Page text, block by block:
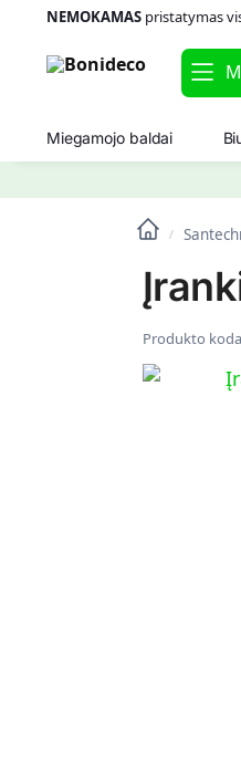
NEMOKAMASpristatymas
Miegamojo baldai
/
Produkto